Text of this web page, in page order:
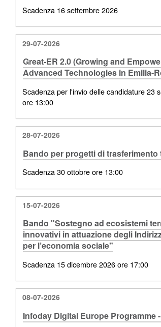
Scadenza 16 settembre 2026
29-07-2026
Great-ER 2.0 (Growing and
Advanced Technologies in Emilia-
Scadenza per l'invio delle candidature 23
ore 13:00
28-07-2026
Bando per progetti di
Scadenza 30 ottobre ore 13:00
15-07-2026
Bando "Sostegno ad ecosistemi
innovativi in attuazione degli
per l’economia sociale"
Scadenza 15 dicembre 2026 ore 17:00
08-07-2026
Infoday Digital Europe Programme